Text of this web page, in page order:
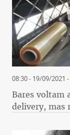
08:30 - 19/09/2021
Bares voltam
delivery, mas